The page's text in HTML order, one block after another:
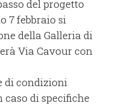
del progetto
7 febbraio si
della Galleria di
Via Cavour con
di condizioni
caso di specifiche